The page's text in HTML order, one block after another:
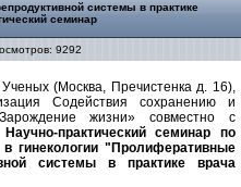
системы в практике
семинар
9292
(Москва, Пречистенка д. 16),
Содействия сохранению и
жизни» совместно с
Научно-практический семинар по
гинекологии "Пролиферативные
системы в практике врача